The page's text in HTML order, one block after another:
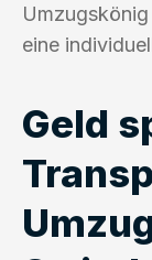
eine
Geld